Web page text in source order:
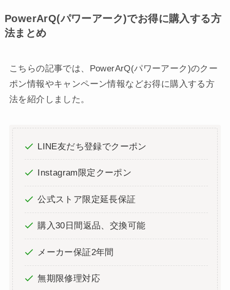
PowerArQ(パワーアーク)でお得に購入する方
法まとめ
こちらの記事では、PowerArQ(パワーアーク)のクー
ポン情報やキャンペーン情報などお得に購入する方
法を紹介しました。
LINE友だち登録でクーポン
Instagram限定クーポン
公式ストア限定延長保証
購入30日間返品、交換可能
メーカー保証2年間
無期限修理対応